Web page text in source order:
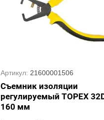
Артикул: 21600001506
Съемник изоляции
регулируемый TOPEX
160 мм